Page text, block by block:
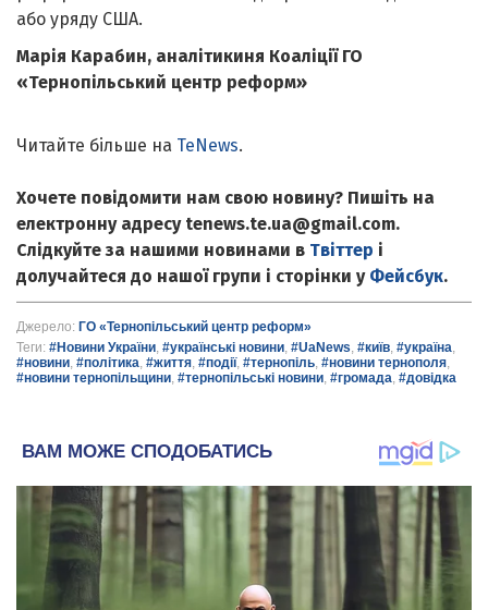
або уряду США.
Марія Карабин, аналітикиня Коаліції ГО
«Тернопільський центр реформ»
Читайте більше на TeNews.
Хочете повідомити нам свою новину? Пишіть на
електронну адресу tenews.te.ua@gmail.com.
Слідкуйте за нашими новинами в Твіттер і
долучайтеся до нашої групи і сторінки у Фейсбук.
Джерело: ГО «Тернопільський центр реформ»
Теги: #Новини України, #українські новини, #UaNews, #київ, #україна,
#новини, #політика, #життя, #події, #тернопіль, #новини тернополя,
#новини тернопільщини, #тернопільські новини, #громада, #довідка